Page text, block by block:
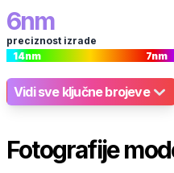
6nm
preciznost izrade
14nm 7nm
Vidi sve ključne brojeve
Fotografije